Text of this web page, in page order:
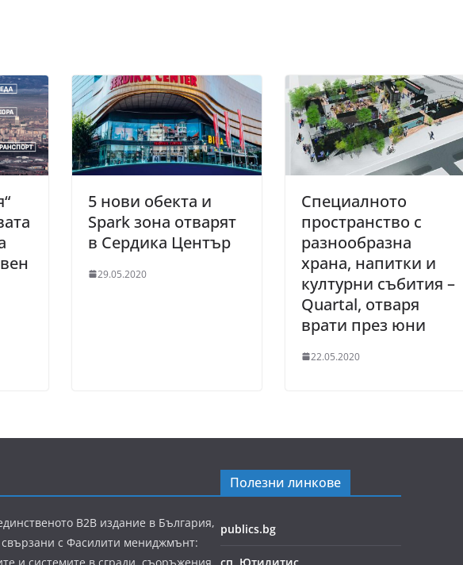
5 нови обекта и
Spark зона отварят
в Сердика Център
29.05.2020
Специалното
пространство с
разнообразна
храна, напитки и
културни събития –
Quartal, отваря
врати през юни
22.05.2020
B2B издание в България,
с Фасилити мениджмънт:
Полезни линкове
publics.bg